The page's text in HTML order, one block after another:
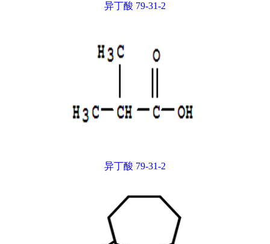
异丁酸 79-31-2
异丁酸 79-31-2